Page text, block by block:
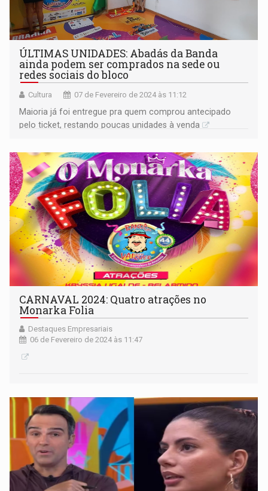
ÚLTIMAS UNIDADES: Abadás da Banda
ainda podem ser comprados na sede ou
redes sociais do bloco
Cultura 07 de Fevereiro de 2024 às 11:12
Maioria já foi entregue pra quem comprou antecipado
pelo ticket, restando poucas unidades à venda
CARNAVAL 2024: Quatro atrações no
Monarka Folia
Destaques Empresariais
06 de Fevereiro de 2024 às 11:47